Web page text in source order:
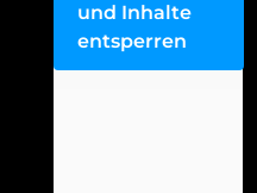
und Inhalte
entsperren